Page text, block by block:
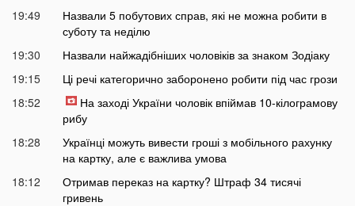
19:49
Назвали 5 побутових справ, які не можна робити в
суботу та неділю
19:30
Назвали найжадібніших чоловіків за знаком Зодіаку
19:15
Ці речі категорично заборонено робити під час грози
18:52
На заході України чоловік впіймав 10-кілограмову
рибу
18:28
Українці можуть вивести гроші з мобільного рахунку
на картку, але є важлива умова
18:12
Отримав переказ на картку? Штраф 34 тисячі
гривень